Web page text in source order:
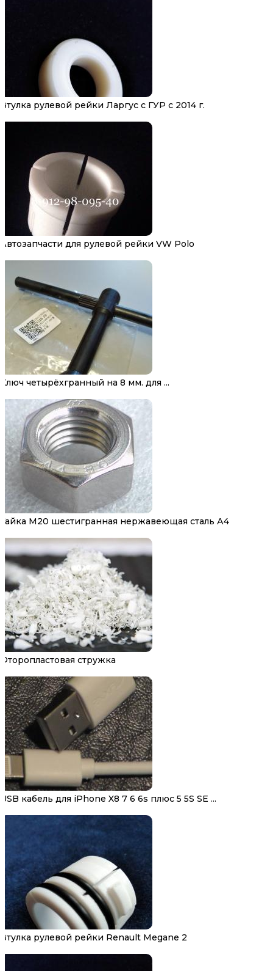
Втулка рулевой рейки Ларгус с ГУР с 2014 г.
Автозапчасти для рулевой рейки VW Polo
Ключ четырёхгранный на 8 мм. для ...
Гайка М20 шестигранная нержавеющая сталь А4
Фторопластовая стружка
USB кабель для iPhone X8 7 6 6s плюс 5 5S SE ...
Втулка рулевой рейки Renault Megane 2